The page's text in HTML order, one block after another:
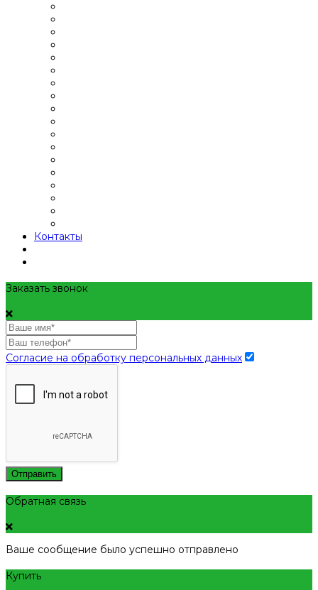
Контакты
Заказать звонок
Согласие на обработку персональных данных
Отправить
Обратная связь
Ваше сообщение было успешно отправлено
Купить